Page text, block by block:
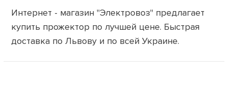
Интернет - магазин "Электровоз" предлагает
купить прожектор по лучшей цене. Быстрая
доставка по Львову и по всей Украине.